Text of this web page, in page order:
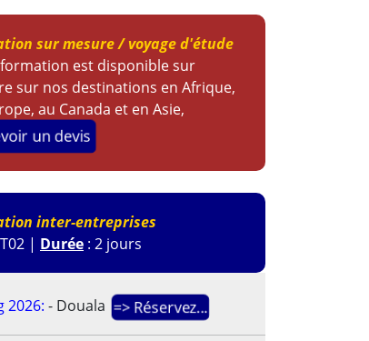
sur mesure / voyage d'étude
est disponible sur
sur nos destinations en Afrique,
au Canada et en Asie,
un devis
inter-entreprises
| Durée : 2 jours
2026: - Douala => Réservez...